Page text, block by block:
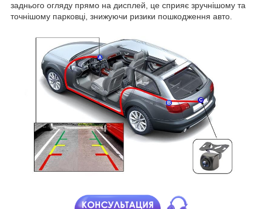
заднього огляду прямо на дисплей, це сприяє зручнішому та
точнішому парковці, знижуючи ризики пошкодження авто.